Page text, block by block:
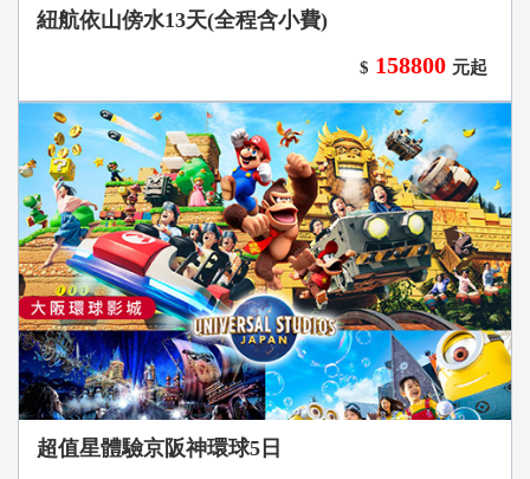
紐航依山傍水13天(全程含小費)
$ 158800 元起
超值星體驗京阪神環球5日